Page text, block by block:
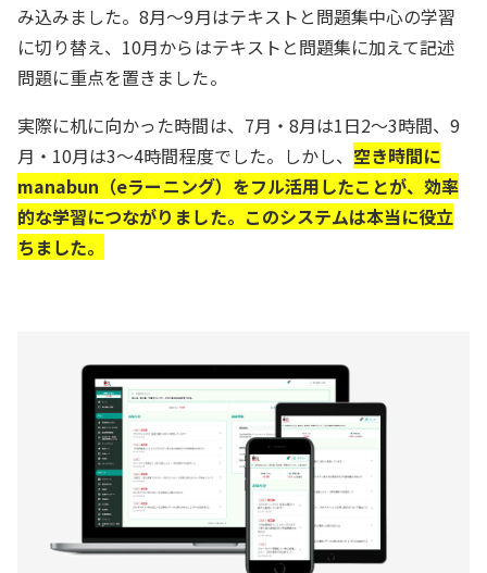
み込みました。8月～9月はテキストと問題集中心の学習
に切り替え、10月からはテキストと問題集に加えて記述
問題に重点を置きました。
実際に机に向かった時間は、7月・8月は1日2～3時間、9
月・10月は3～4時間程度でした。しかし、 空き時間に
manabun（eラーニング）をフル活用したことが、効率
的な学習につながりました。このシステムは本当に役立
ちました。